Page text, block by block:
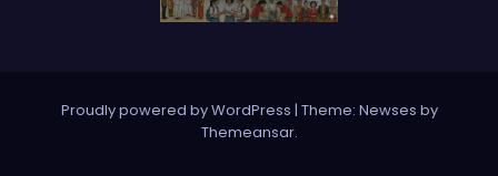
Proudly powered by WordPress | Theme: Newses by
Themeansar.